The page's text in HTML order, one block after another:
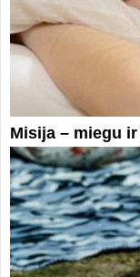
Misija – miegu